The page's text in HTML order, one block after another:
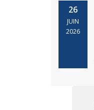
26
JUIN
2026